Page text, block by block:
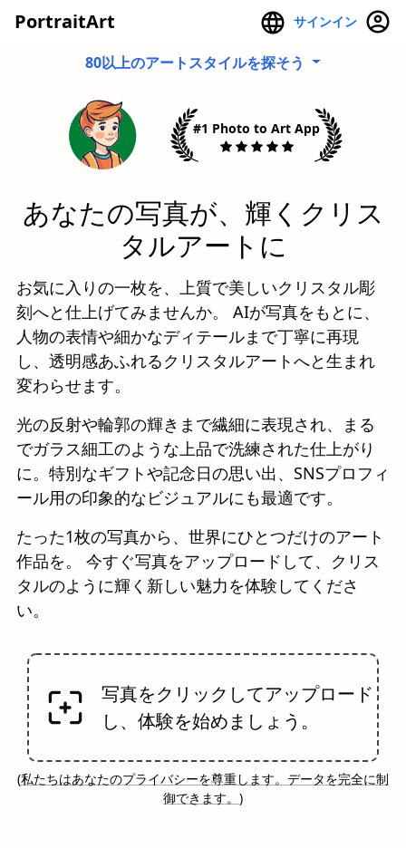
PortraitArt サインイン
80以上のアートスタイルを探そう
#1 Photo to Art App
あなたの写真が、輝くクリス
タルアートに
お気に入りの一枚を、上質で美しいクリスタル彫
刻へと仕上げてみませんか。 AIが写真をもとに、
人物の表情や細かなディテールまで丁寧に再現
し、透明感あふれるクリスタルアートへと生まれ
変わらせます。
光の反射や輪郭の輝きまで繊細に表現され、まる
でガラス細工のような上品で洗練された仕上がり
に。特別なギフトや記念日の思い出、SNSプロフィ
ール用の印象的なビジュアルにも最適です。
たった1枚の写真から、世界にひとつだけのアート
作品を。 今すぐ写真をアップロードして、クリス
タルのように輝く新しい魅力を体験してくださ
い。
写真をクリックしてアップロード
し、体験を始めましょう。
(私たちはあなたのプライバシーを尊重します。データを完全に制
御できます。 )